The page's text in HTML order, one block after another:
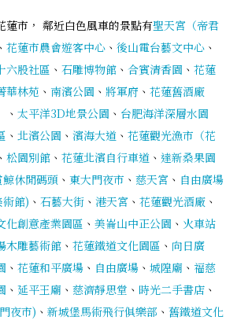
蓮市， 鄰近白色風車的景點有聖天宮（帝君
、 花蓮市農會遊客中心 、 後山電台藝文中心 、
六股社區 、 石雕博物館 、 合賓清香園 、 花蓮
華林苑 、 南濱公園 、 將軍府 、 花蓮舊酒廠
、 太平洋3D地景公園 、 台肥海洋深層水園
、 北濱公園 、 濱海大道 、 花蓮觀光漁市（花
、 松園別館 、 花蓮北濱自行車道 、 達新桑果園
休閒碼頭 、 東大門夜市 、 慈天宮 、 自由廣場
館) 、 石藝大街 、 港天宮 、 花蓮觀光酒廠 、
化創意產業園區 、 美崙山中正公園 、 火車站
木雕藝術館 、 花蓮鐵道文化園區 、 向日廣
、 花蓮和平廣場 、 自由廣場 、 城隍廟 、 福慈
、 延平王廟 、 慈濟靜思堂 、 時光二手書店 、
夜市) 、 新城堡馬術飛行俱樂部 、 舊鐵道文化